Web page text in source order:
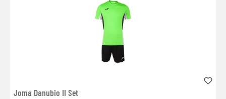
Joma Danubio II Set